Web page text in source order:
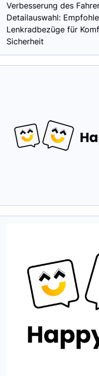
Verbesserung des
Detailauswahl:
Lenkradbezüge für
Sicherheit